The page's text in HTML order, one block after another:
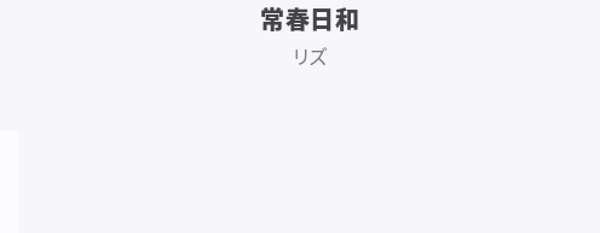
常春日和
リズ